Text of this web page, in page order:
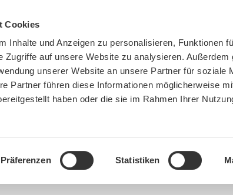
Cookies
Inhalte und Anzeigen zu personalisieren, Funktionen
Zugriffe auf unsere Website zu analysieren. Außerdem
unserer Website an unsere Partner für soziale
Partner führen diese Informationen möglicherweise
haben oder die sie im Rahmen Ihrer
Präferenzen Statistiken
BN MÜNCHEN MITMACHEN SPENDEN
are here: Home Aschermittwoch gibt‘s Fisch – Bio? Logisch! » PM Fisch an